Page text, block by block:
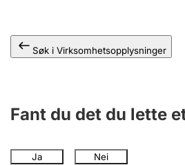
Søk i Virksomhetsopplysninger
Fant du det du lette
Ja Nei